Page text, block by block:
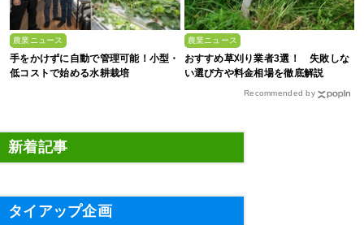
農業ニュース
手をかけずに自動で管理可能！小型・
低コストで始める水耕栽培
農業ニュース
おすすめ草刈り業者3選！ 失敗しな
い選び方や料金相場を徹底解説
Recommended by
新着記事
タイアップ企画